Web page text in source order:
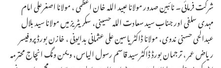
شرکت فرمائی۔ نائبین صدور مولانا عبید اللہ خان اعظمی ، مولانا اصغرعلی امام
مہدی سلفی اور جناب سید سعادت اللہ حسینی، سکریٹریز میں مولانا سید بلال
عبدالحی حسنی ندوی، مولانا ڈاکٹر یاسین علی عثمانی بدایونی ، خازن بورڈ پروفیسر
ریاض عمر ، ترجمان بورڈ ڈاکٹر سید قاسم رسول الیاس، ویمن ونگ انچاج محترمہ